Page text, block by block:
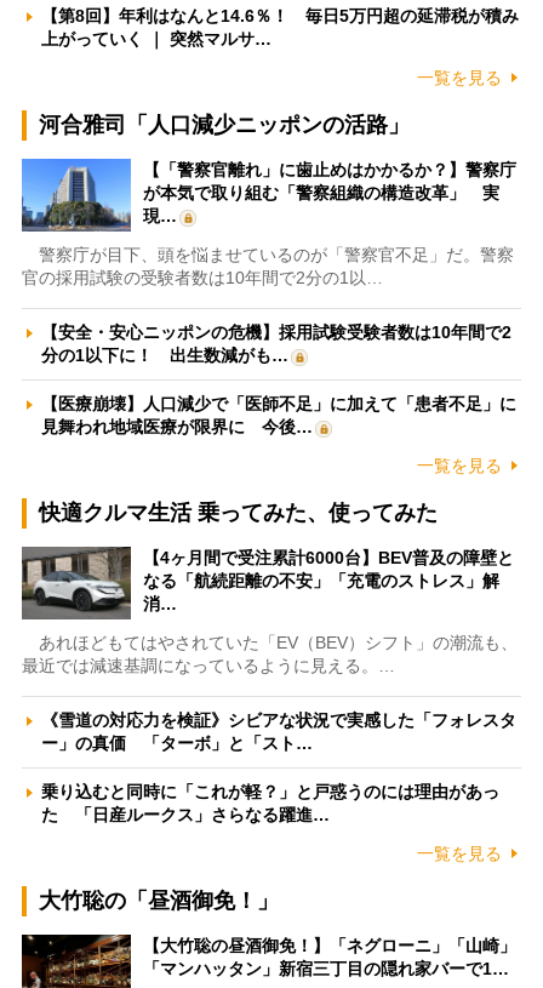
【第8回】年利はなんと14.6％！ 毎日5万円超の延滞税が積み
上がっていく ｜ 突然マルサ…
一覧を見る
河合雅司「人口減少ニッポンの活路」
【「警察官離れ」に歯止めはかかるか？】警察庁
が本気で取り組む「警察組織の構造改革」 実
現…
警察庁が目下、頭を悩ませているのが「警察官不足」だ。警察
官の採用試験の受験者数は10年間で2分の1以…
【安全・安心ニッポンの危機】採用試験受験者数は10年間で2
分の1以下に！ 出生数減がも…
【医療崩壊】人口減少で「医師不足」に加えて「患者不足」に
見舞われ地域医療が限界に 今後…
一覧を見る
快適クルマ生活 乗ってみた、使ってみた
【4ヶ月間で受注累計6000台】BEV普及の障壁と
なる「航続距離の不安」「充電のストレス」解
消…
あれほどもてはやされていた「EV（BEV）シフト」の潮流も、
最近では減速基調になっているように見える。…
《雪道の対応力を検証》シビアな状況で実感した「フォレスタ
ー」の真価 「ターボ」と「スト…
乗り込むと同時に「これが軽？」と戸惑うのには理由があっ
た 「日産ルークス」さらなる躍進…
一覧を見る
大竹聡の「昼酒御免！」
【大竹聡の昼酒御免！】「ネグローニ」「山崎」
「マンハッタン」新宿三丁目の隠れ家バーで1…